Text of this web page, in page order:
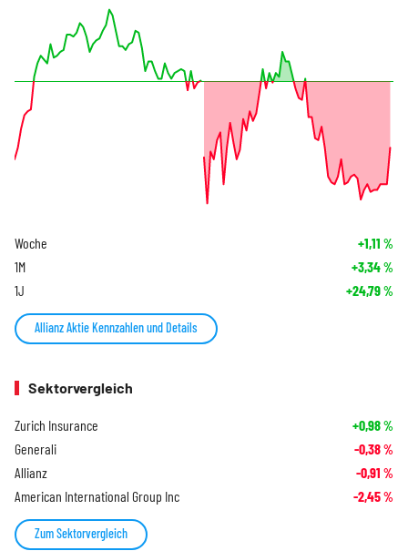
Woche +1,11 %
1M +3,34%
1J +24,79%
Allianz Aktie Kennzahlen und Details
Sektorvergleich
Zurich Insurance +0,98%
Generali -0,38%
Allianz -0,91 %
American International Group Inc -2,45%
Zum Sektorvergleich